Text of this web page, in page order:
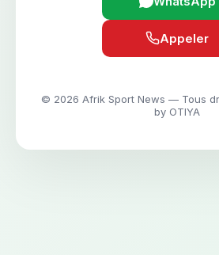
Appeler
© 2026 Afrik Sport News — Tous
by OTIYA